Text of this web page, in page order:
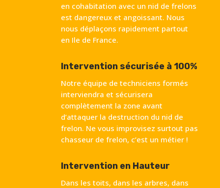
en cohabitation avec un nid de frelons
est dangereux et angoissant. Nous
nous déplaçons rapidement partout
en Ile de France.
Intervention sécurisée à 100%
Notre équipe de techniciens formés
interviendra et sécurisera
complètement la zone avant
d’attaquer la destruction du nid de
frelon. Ne vous improvisez surtout pas
chasseur de frelon, c’est un métier !
Intervention en Hauteur
Dans les toits, dans les arbres, dans